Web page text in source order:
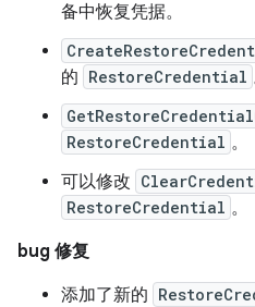
备中恢复凭据。
的 RestoreCredential
RestoreCredential 。
可以修改
RestoreCredential 。
bug 修复
添加了新的